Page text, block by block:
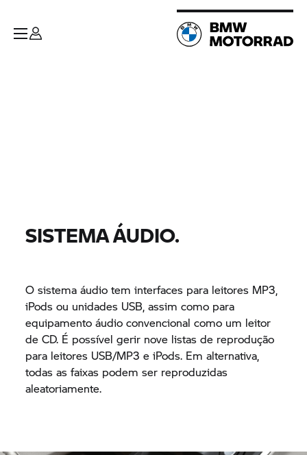
SISTEMA ÁUDIO.
O sistema áudio tem interfaces para leitores MP3,
iPods ou unidades USB, assim como para
equipamento áudio convencional como um leitor
de CD. É possível gerir nove listas de reprodução
para leitores USB/MP3 e iPods. Em alternativa,
todas as faixas podem ser reproduzidas
aleatoriamente.